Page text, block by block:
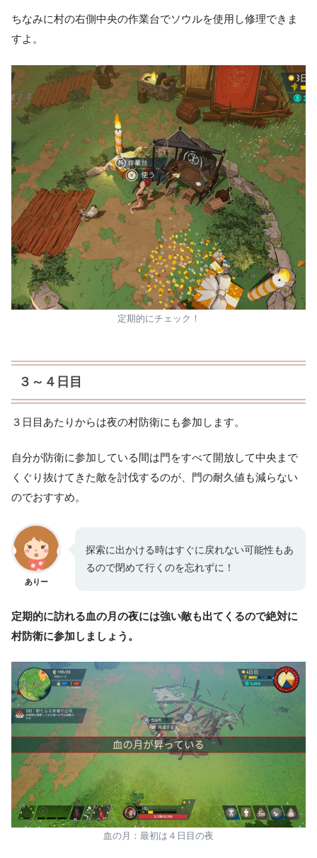
ちなみに村の右側中央の作業台でソウルを使用し修理できま
すよ。
定期的にチェック！
３～４日目
３日目あたりからは夜の村防衛にも参加します。
自分が防衛に参加している間は門をすべて開放して中央まで
くぐり抜けてきた敵を討伐するのが、門の耐久値も減らない
のでおすすめ。
ありー
探索に出かける時はすぐに戻れない可能性もあ
るので閉めて行くのを忘れずに！
定期的に訪れる血の月の夜には強い敵も出てくるので絶対に
村防衛に参加しましょう。
血の月：最初は４日目の夜